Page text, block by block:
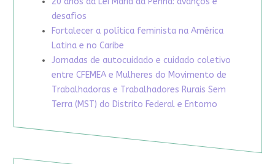
desafios
Fortalecer a política feminista na América
Latina e no Caribe
Jornadas de autocuidado e cuidado coletivo
entre CFEMEA e Mulheres do Movimento de
Trabalhadoras e Trabalhadores Rurais Sem
Terra (MST) do Distrito Federal e Entorno